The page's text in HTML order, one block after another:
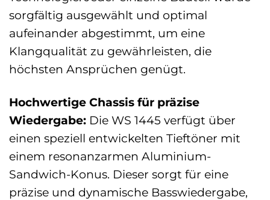
sorgfältig ausgewählt und optimal
aufeinander abgestimmt, um eine
Klangqualität zu gewährleisten, die
höchsten Ansprüchen genügt.
Hochwertige Chassis für präzise
Wiedergabe: Die WS 1445 verfügt über
einen speziell entwickelten Tieftöner mit
einem resonanzarmen Aluminium-
Sandwich-Konus. Dieser sorgt für eine
präzise und dynamische Basswiedergabe,